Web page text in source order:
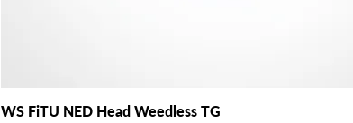
WS FiTU NED Head Weedless TG